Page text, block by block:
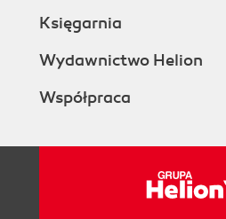
Księgarnia
Wydawnictwo Helion
Współpraca